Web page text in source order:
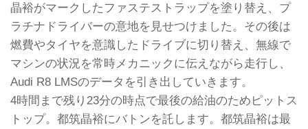
晶裕がマークしたファステストラップを塗り替え、プ
ラチナドライバーの意地を見せつけました。その後は
燃費やタイヤを意識したドライブに切り替え、無線で
マシンの状況を常時メカニックに伝えながら走行し、
Audi R8 LMSのデータを引き出していきます。
4時間まで残り23分の時点で最後の給油のためピットス
トップ。都筑晶裕にバトンを託します。都筑晶裕は最